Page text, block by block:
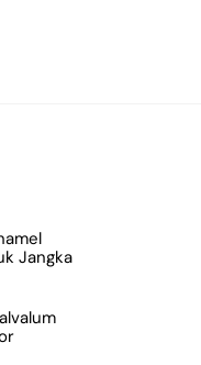
Jangka